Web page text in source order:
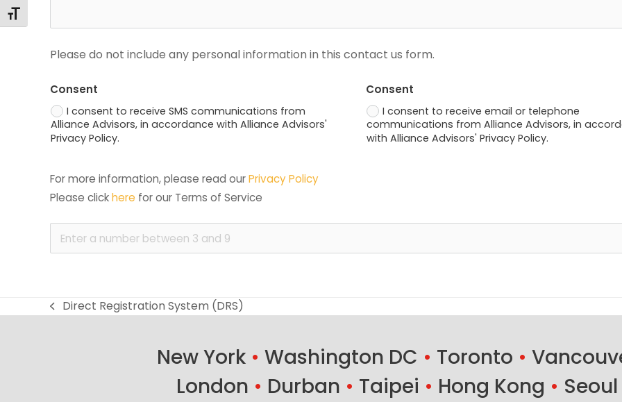
Toggle Font size
Please do not include any personal information in this contact us form.
Consent
I consent to receive SMS communications from
Alliance Advisors, in accordance with Alliance Advisors'
Privacy Policy.
Consent
I consent to receive email or telephone
communications from Alliance Advisors, in
with Alliance Advisors' Privacy Policy.
For more information, please read our Privacy Policy
Please click here for our Terms of Service
previous
Direct Registration System (DRS)
New York • Washington DC • Toronto •
London • Durban • Taipei • Hong Kong • Seoul